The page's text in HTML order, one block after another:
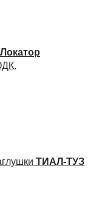
Локатор
ТИАЛ-ТУЗ